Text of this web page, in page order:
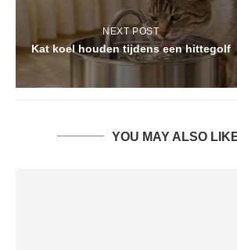
NEXT POST
Kat koel houden tijdens een hittegolf
YOU MAY ALSO